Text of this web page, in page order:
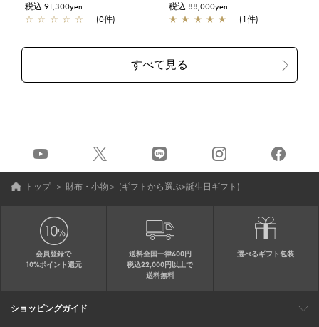
税込 91,300yen
☆ ☆ ☆ ☆ ☆ (0件)
税込 88,000yen
★ ★ ★ ★ ★ (1件)
トップ ＞ 財布・小物 ＞ (ギフトから選ぶ>誕生日ギフト)
会員登録で
10%ポイント還元
送料全国一律600円
税込22,000円以上で
送料無料
選べるギフト包装
ショッピングガイド